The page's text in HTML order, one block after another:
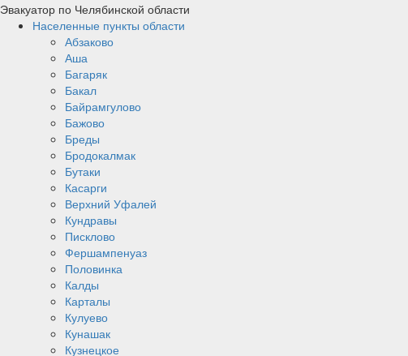
Эвакуатор по Челябинской области
Населенные пункты области
Абзаково
Аша
Багаряк
Бакал
Байрамгулово
Бажово
Бреды
Бродокалмак
Бутаки
Касарги
Верхний Уфалей
Кундравы
Писклово
Фершампенуаз
Половинка
Калды
Карталы
Кулуево
Кунашак
Кузнецкое